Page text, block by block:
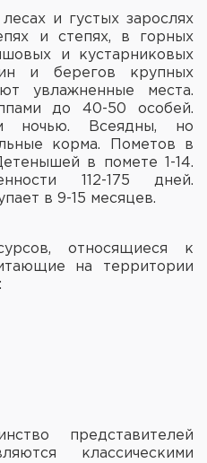
и густых зарослях
и степях, в горных
и кустарниковых
и берегов крупных
увлажненные места.
до 40-50 особей.
ночью. Всеядны, но
корма. Пометов в
в помете 1-14.
112-175 дней.
в 9-15 месяцев.
относящиеся к
на территории
представителей
классическими